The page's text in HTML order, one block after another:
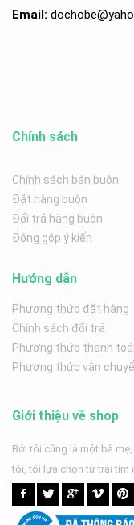
Email: dochobe
Chính sách
Chính sách bán buôn
Đặt hàng buôn
Đổi trả hàng buôn
Đóng góp ý kiến
Hướng dẫn
Phương thức đặt hàng
Chính sách đổi trả
Phương thức thanh
Phương thức vận
Giới thiệu về shop
Bởi tôi cũng là một bà
tôi, tôi lựa chọn từ trái tim